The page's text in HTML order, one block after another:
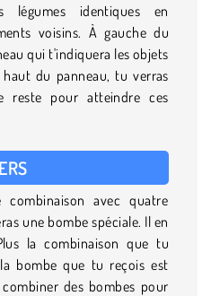
identiques en
voisins. À gauche du
qui t'indiquera les objets
du panneau, tu verras
reste pour atteindre ces
avec quatre
une bombe spéciale. Il en
la combinaison que tu
bombe que tu reçois est
des bombes pour